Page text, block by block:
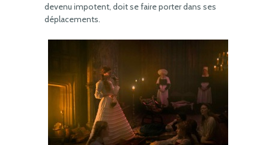
devenu impotent, doit se faire porter dans ses
déplacements.